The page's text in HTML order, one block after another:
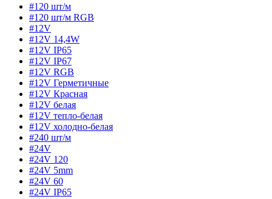
#120 шт/м
#120 шт/м RGB
#12V
#12V 14,4W
#12V IP65
#12V IP67
#12V RGB
#12V Герметичные
#12V Красная
#12V белая
#12V тепло-белая
#12V холодно-белая
#240 шт/м
#24V
#24V 120
#24V 5mm
#24V 60
#24V IP65